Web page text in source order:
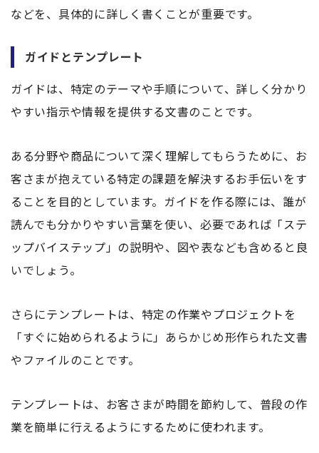
などを、具体的に詳しく書くことが重要です。
ガイドとテンプレート
ガイドは、特定のテーマや手順について、詳しく分かり
やすい指示や情報を提供する文書のことです。
ある分野や商品について深く理解してもらうために、お
客さまが抱えている特定の課題を解決するお手伝いをす
ることを目的としています。ガイドを作る際には、誰が
読んでも分かりやすい言葉を使い、必要であれば「ステ
ップバイステップ」の説明や、図や表なども含めると良
いでしょう。
さらにテンプレートは、特定の作業やプロジェクトを
「すぐに始められるように」あらかじめ形作られた文書
やファイルのことです。
テンプレートは、お客さまが時間を節約して、普段の作
業を簡単に行えるようにするために使われます。